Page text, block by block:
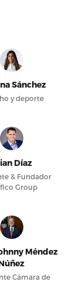
Sánchez
y deporte
Díaz
& Fundador
Group
Méndez
Cámara de